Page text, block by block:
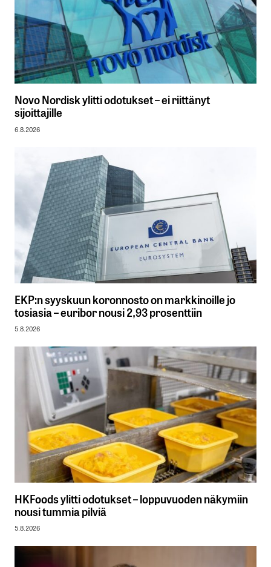
Novo Nordisk ylitti odotukset – ei riittänyt
sijoittajille
6.8.2026
EKP:n syyskuun koronnosto on markkinoille jo
tosiasia – euribor nousi 2,93 prosenttiin
5.8.2026
HKFoods ylitti odotukset – loppuvuoden näkymiin
nousi tummia pilviä
5.8.2026